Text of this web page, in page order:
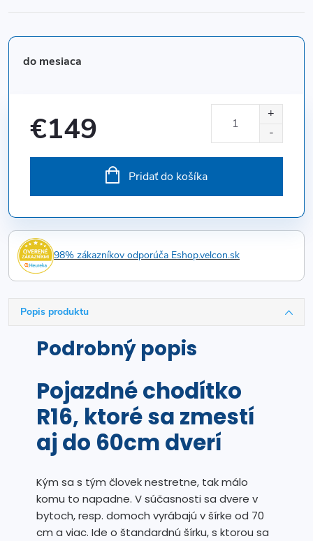
do mesiaca
€149
Pridať do košíka
98% zákazníkov odporúča Eshop.velcon.sk
Popis produktu
Podrobný popis
Pojazdné chodítko
R16, ktoré sa zmestí
aj do 60cm dverí
Kým sa s tým človek nestretne, tak málo
komu to napadne. V súčasnosti sa dvere v
bytoch, resp. domoch vyrábajú v šírke od 70
cm a viac. Ide o štandardnú šírku, s ktorou sa